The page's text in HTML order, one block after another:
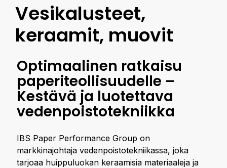
Vesikalusteet,
keraamit, muovit
Optimaalinen ratkaisu
paperiteollisuudelle –
Kestävä ja luotettava
vedenpoistotekniikka
IBS Paper Performance Group on
markkinajohtaja vedenpoistotekniikassa, joka
tarjoaa huippuluokan keraamisia materiaaleja ja